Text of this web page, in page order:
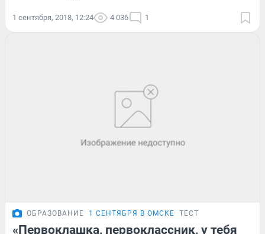
1 сентября, 2018, 12:24 4 036 1
ОБРАЗОВАНИЕ 1 СЕНТЯБРЯ В ОМСКЕ ТЕСТ
«Первоклашка, первоклассник, у тебя